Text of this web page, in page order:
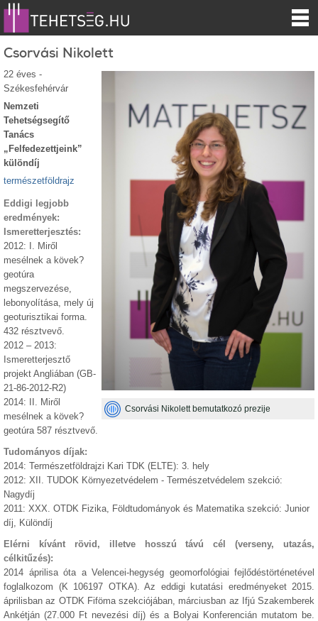
Csorvási Nikolett
Csorvási Nikolett bemutatkozó prezije
22 éves -
Székesfehérvár
Nemzeti
Tehetségsegítő
Tanács
„Felfedezettjeink”
különdíj
természetföldrajz
Eddigi legjobb
eredmények:
Ismeretterjesztés:
2012: I. Miről
mesélnek a kövek?
geotúra
megszervezése,
lebonyolítása, mely új
geoturisztikai forma.
432 résztvevő.
2012 – 2013:
Ismeretterjesztő
projekt Angliában (GB-
21-86-2012-R2)
2014: II. Miről
mesélnek a kövek?
geotúra 587 résztvevő.
Tudományos díjak:
2014: Természetföldrajzi Kari TDK (ELTE): 3. hely
2012: XII. TUDOK Környezetvédelem - Természetvédelem szekció:
Nagydíj
2011: XXX. OTDK Fizika, Földtudományok és Matematika szekció: Junior
díj, Különdíj
Elérni kívánt rövid, illetve hosszú távú cél (verseny, utazás,
célkitűzés):
2014 áprilisa óta a Velencei-hegység geomorfológiai fejlődéstörténetével
foglalkozom (K 106197 OTKA). Az eddigi kutatási eredményeket 2015.
áprilisban az OTDK Fiföma szekciójában, márciusban az Ifjú Szakemberek
Ankétján (27.000 Ft nevezési díj) és a Bolyai Konferencián mutatom be.